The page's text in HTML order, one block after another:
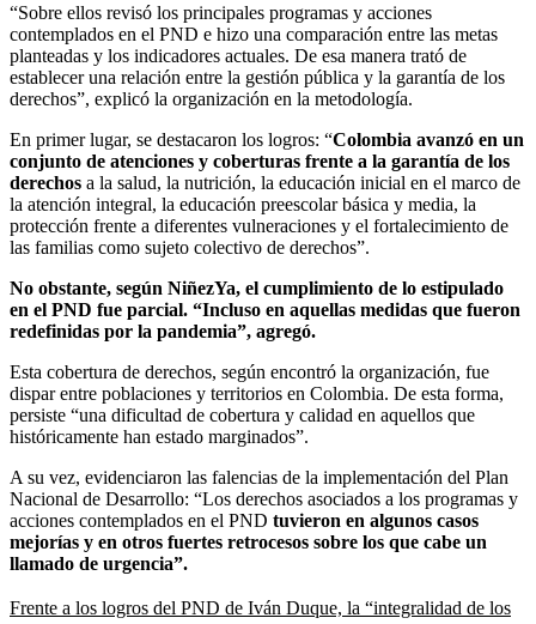
“Sobre ellos revisó los principales programas y acciones
contemplados en el PND e hizo una comparación entre las metas
planteadas y los indicadores actuales. De esa manera trató de
establecer una relación entre la gestión pública y la garantía de los
derechos”, explicó la organización en la metodología.
En primer lugar, se destacaron los logros: “Colombia avanzó en un
conjunto de atenciones y coberturas frente a la garantía de los
derechos a la salud, la nutrición, la educación inicial en el marco de
la atención integral, la educación preescolar básica y media, la
protección frente a diferentes vulneraciones y el fortalecimiento de
las familias como sujeto colectivo de derechos”.
No obstante, según NiñezYa, el cumplimiento de lo estipulado
en el PND fue parcial. “Incluso en aquellas medidas que fueron
redefinidas por la pandemia”, agregó.
Esta cobertura de derechos, según encontró la organización, fue
dispar entre poblaciones y territorios en Colombia. De esta forma,
persiste “una dificultad de cobertura y calidad en aquellos que
históricamente han estado marginados”.
A su vez, evidenciaron las falencias de la implementación del Plan
Nacional de Desarrollo: “Los derechos asociados a los programas y
acciones contemplados en el PND tuvieron en algunos casos
mejorías y en otros fuertes retrocesos sobre los que cabe un
llamado de urgencia”.
Frente a los logros del PND de Iván Duque, la “integralidad de los